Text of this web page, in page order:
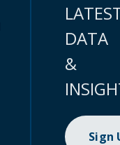
DATA
&
Sign